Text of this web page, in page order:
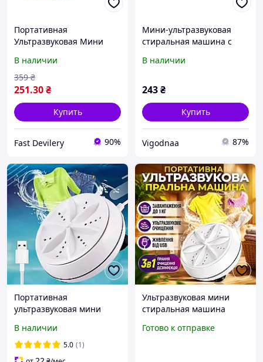
Портативная
Ультразвуковая Мини
2 USB! Полезный
В наличии
251.30₴
359 ₴
Купить
Fast Devilery 90%
Мини-ультразвуковая
стиральная машина с
В наличии
243₴
Купить
Vigodnaa 87%
Портативная
ультразвуковая мини
USB, TURBINE WASH /
Вращающаяся
стиральная машинка
В наличии
5.0 (1)
Ультразвуковая мини
стиральная машина
белья одежды USB Mini
Готово к отправке